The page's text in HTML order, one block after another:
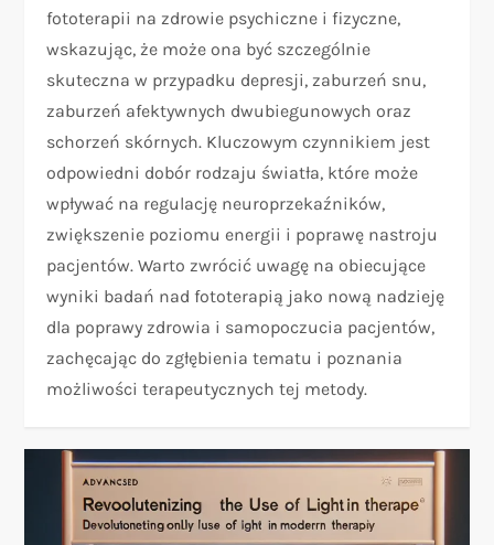
fototerapii na zdrowie psychiczne i fizyczne,
wskazując, że może ona być szczególnie
skuteczna w przypadku depresji, zaburzeń snu,
zaburzeń afektywnych dwubiegunowych oraz
schorzeń skórnych. Kluczowym czynnikiem jest
odpowiedni dobór rodzaju światła, które może
wpływać na regulację neuroprzekaźników,
zwiększenie poziomu energii i poprawę nastroju
pacjentów. Warto zwrócić uwagę na obiecujące
wyniki badań nad fototerapią jako nową nadzieję
dla poprawy zdrowia i samopoczucia pacjentów,
zachęcając do zgłębienia tematu i poznania
możliwości terapeutycznych tej metody.